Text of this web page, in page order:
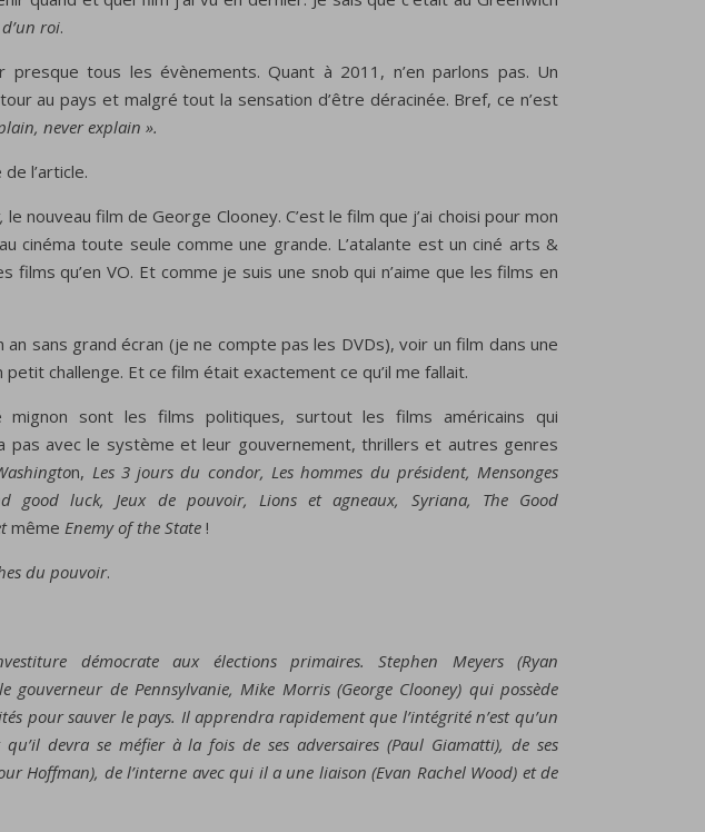
roi.
presque tous les évènements. Quant à 2011, n’en parlons pas. Un
au pays et malgré tout la sensation d’être déracinée. Bref, ce n’est
never explain ».
l’article.
le nouveau film de George Clooney. C’est le film que j’ai choisi pour mon
cinéma toute seule comme une grande. L’atalante est un ciné arts &
films qu’en VO. Et comme je suis une snob qui n’aime que les films en
an sans grand écran (je ne compte pas les DVDs), voir un film dans une
challenge. Et ce film était exactement ce qu’il me fallait.
mignon sont les films politiques, surtout les films américains qui
pas avec le système et leur gouvernement, thrillers et autres genres
n, Les 3 jours du condor, Les hommes du président, Mensonges
good luck, Jeux de pouvoir, Lions et agneaux,
Syriana, The Good
même Enemy of the State !
du pouvoir.
démocrate aux élections primaires. Stephen Meyers (Ryan
gouverneur de Pennsylvanie, Mike Morris (George Clooney) qui possède
pour sauver le pays. Il apprendra rapidement que l’intégrité n’est qu’un
qu’il devra se méfier à la fois de ses adversaires (Paul Giamatti), de ses
Hoffman), de l’interne avec qui il a une liaison (Evan Rachel Wood) et de